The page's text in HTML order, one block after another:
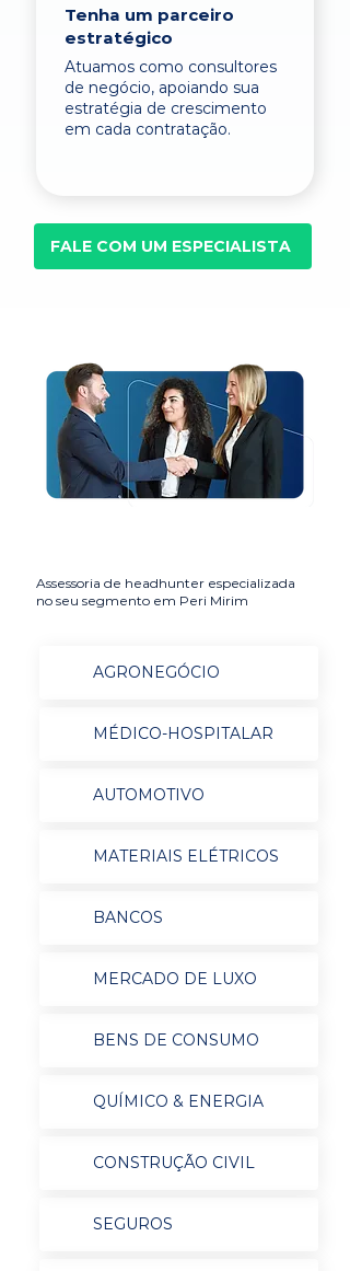
Tenha um parceiro
estratégico
Atuamos como consultores
de negócio, apoiando sua
estratégia de crescimento
em cada contratação.
FALE COM UM ESPECIALISTA
Assessoria de headhunter especializada
no seu segmento em Peri Mirim
AGRONEGÓCIO
MÉDICO-HOSPITALAR
AUTOMOTIVO
MATERIAIS ELÉTRICOS
BANCOS
MERCADO DE LUXO
BENS DE CONSUMO
QUÍMICO & ENERGIA
CONSTRUÇÃO CIVIL
SEGUROS